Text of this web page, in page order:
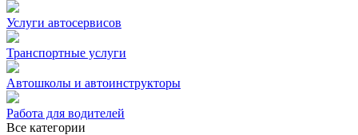
Услуги автосервисов
Транспортные услуги
Автошколы и автоинструкторы
Работа для водителей
Все категории